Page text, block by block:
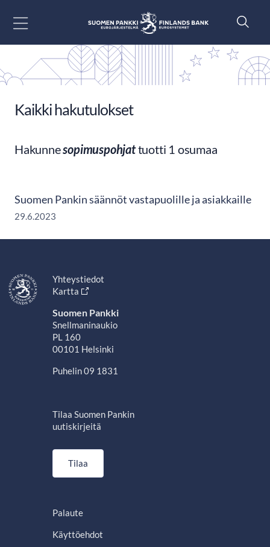
Kaikki hakutulokset
Hakunnesopimuspohjattuotti 1 osumaa
Suomen Pankin säännöt vastapuolille ja asiakkaille
29.6.2023
Yhteystiedot
Kartta
Suomen Pankki
Snellmaninaukio
PL 160
00101 Helsinki
Puhelin 09 1831
Tilaa Suomen Pankin
uutiskirjeitä
Tilaa
Palaute
Käyttöehdot